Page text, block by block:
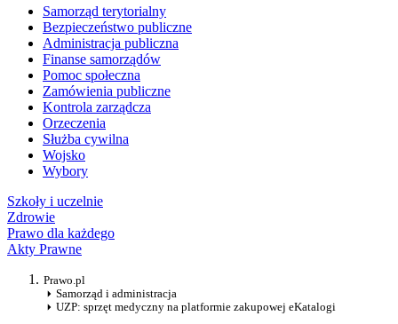
Samorząd terytorialny
Bezpieczeństwo publiczne
Administracja publiczna
Finanse samorządów
Pomoc społeczna
Zamówienia publiczne
Kontrola zarządcza
Orzeczenia
Służba cywilna
Wojsko
Wybory
Szkoły i uczelnie
Zdrowie
Prawo dla każdego
Akty Prawne
Prawo.pl
Samorząd i administracja
UZP: sprzęt medyczny na platformie zakupowej eKatalogi